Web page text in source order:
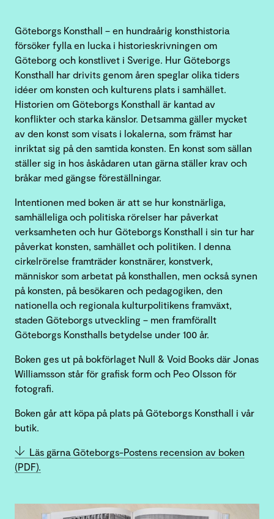
Göteborgs Konsthall – en hundraårig konsthistoria
försöker fylla en lucka i historieskrivningen om
Göteborg och konstlivet i Sverige. Hur Göteborgs
Konsthall har drivits genom åren speglar olika tiders
idéer om konsten och kulturens plats i samhället.
Historien om Göteborgs Konsthall är kantad av
konflikter och starka känslor. Detsamma gäller mycket
av den konst som visats i lokalerna, som främst har
inriktat sig på den samtida konsten. En konst som sällan
ställer sig in hos åskådaren utan gärna ställer krav och
bråkar med gängse föreställningar.
Intentionen med boken är att se hur konstnärliga,
samhälleliga och politiska rörelser har påverkat
verksamheten och hur Göteborgs Konsthall i sin tur har
påverkat konsten, samhället och politiken. I denna
cirkelrörelse framträder konstnärer, konstverk,
människor som arbetat på konsthallen, men också synen
på konsten, på besökaren och pedagogiken, den
nationella och regionala kulturpolitikens framväxt,
staden Göteborgs utveckling – men framförallt
Göteborgs Konsthalls betydelse under 100 år.
Boken ges ut på bokförlaget Null & Void Books där Jonas
Williamsson står för grafisk form och Peo Olsson för
fotografi.
Boken går att köpa på plats på Göteborgs Konsthall i vår
butik.
Läs gärna Göteborgs-Postens recension av boken
(PDF).